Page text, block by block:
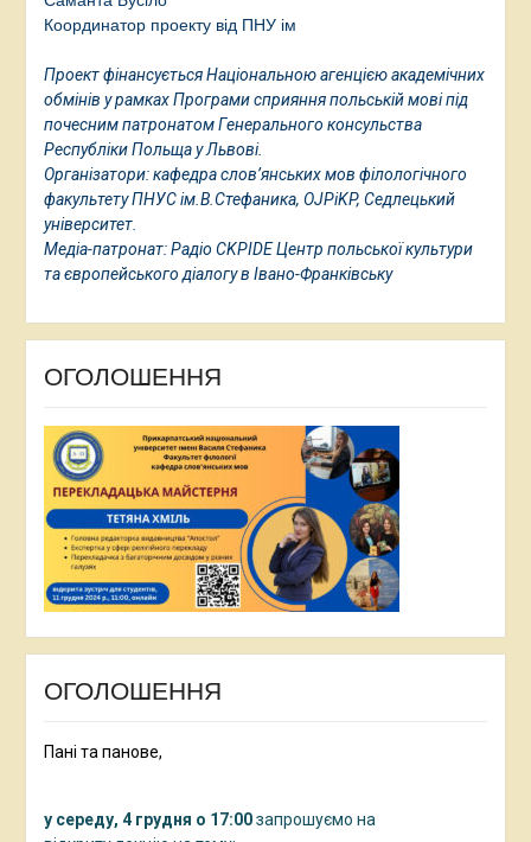
Координатор проекту від ПНУ ім
Проект фінансується Національною агенцією академічних
обмінів у рамках Програми сприяння польській мові під
почесним патронатом Генерального консульства
Республіки Польща у Львові.
Організатори: кафедра слов’янських мов філологічного
факультету ПНУС ім.В.Стефаника, OJPiKP, Седлецький
університет.
Медіа-патронат: Радіо CKPIDE Центр польської культури
та європейського діалогу в Івано-Франківську
ОГОЛОШЕННЯ
ОГОЛОШЕННЯ
Пані та панове,
у середу, 4 грудня о 17:00запрошуємо на